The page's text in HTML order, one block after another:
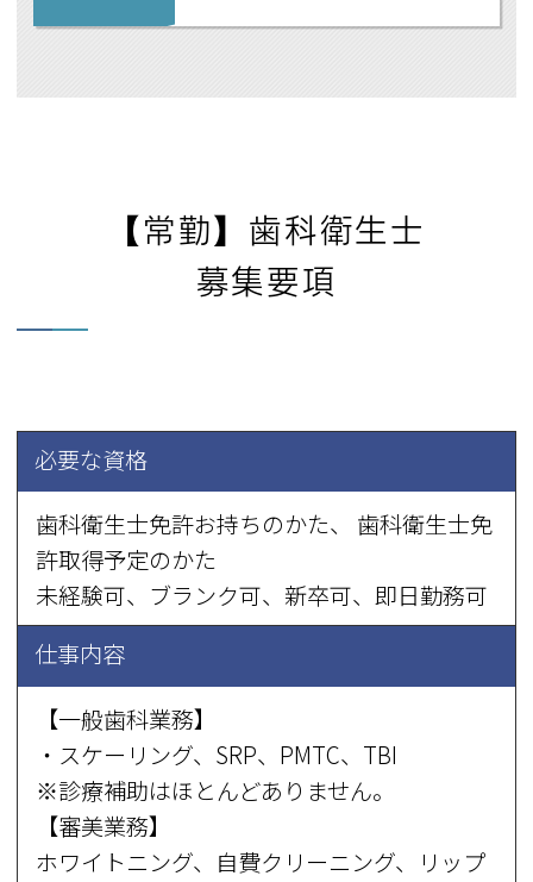
【常勤】歯科衛生士
募集要項
必要な資格
歯科衛生士免許お持ちのかた、 歯科衛生士免
許取得予定のかた
未経験可、ブランク可、新卒可、即日勤務可
仕事内容
【一般歯科業務】
・スケーリング、SRP、PMTC、TBI
※診療補助はほとんどありません。
【審美業務】
ホワイトニング、自費クリーニング、リップ